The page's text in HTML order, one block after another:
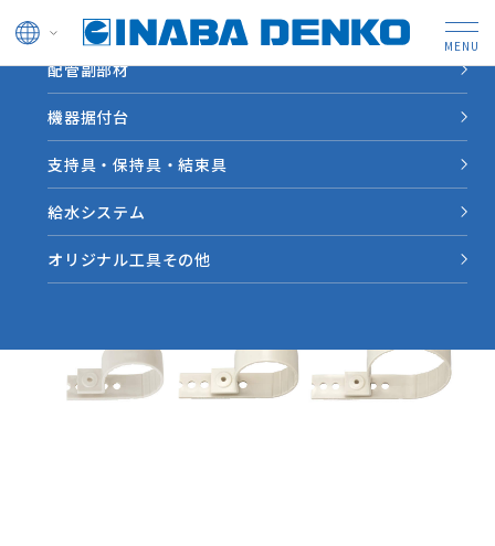
ドレン管
配管副部材
機器据付台
支持具・保持具・結束具
給水システム
オリジナル工具その他
HOME 製品情報 【KS】片サドル（空調冷媒配管用）